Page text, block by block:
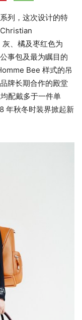
列，这次设计的特
、橘及枣红色为
事包及最为瞩目的
Bee 样式的吊
牌长期合作的殿堂
配戴多于一件单
年秋冬时装界掀起新